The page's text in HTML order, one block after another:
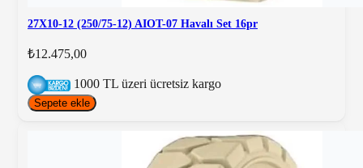
27X10-12 (250/75-12) AIOT-07 Havalı Set 16pr
₺12.475,00
1000 TL üzeri ücretsiz kargo
Sepete ekle